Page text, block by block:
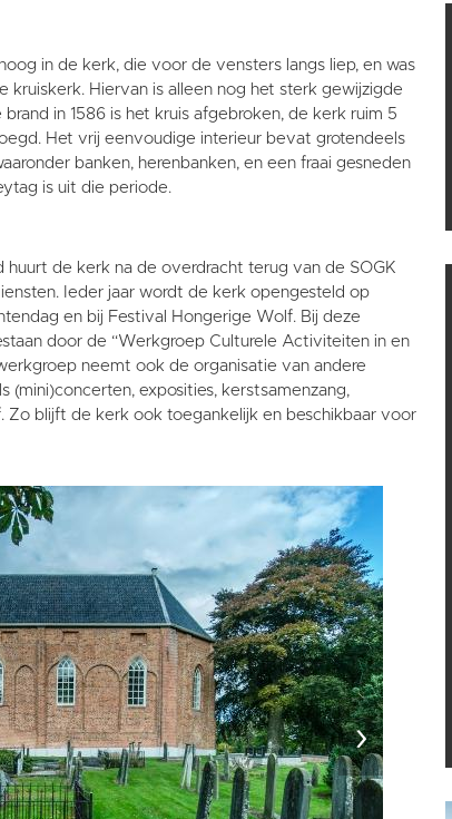
in de kerk, die voor de vensters langs liep, en was
kruiskerk. Hiervan is alleen nog het sterk gewijzigde
in 1586 is het kruis afgebroken, de kerk ruim 5
Het vrij eenvoudige interieur bevat grotendeels
banken, herenbanken, en een fraai gesneden
is uit die periode.
huurt de kerk na de overdracht terug van de SOGK
Ieder jaar wordt de kerk opengesteld op
en bij Festival Hongerige Wolf. Bij deze
door de “Werkgroep Culturele Activiteiten in en
neemt ook de organisatie van andere
(mini)concerten, exposities, kerstsamenzang,
Zo blijft de kerk ook toegankelijk en beschikbaar voor
›